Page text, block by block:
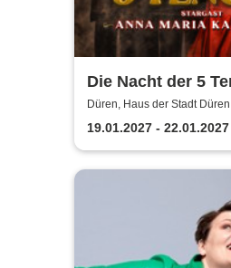
Die Nacht der 5
Anna Maria
Düren, Haus der Stadt Düren
19.01.2027 - 22.01.2027